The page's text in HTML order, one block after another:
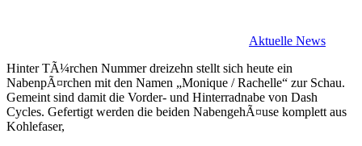
Aktuelle News
Hinter TÃ¼rchen Nummer dreizehn stellt sich heute ein
NabenpÃ¤rchen mit den Namen „Monique / Rachelle“ zur Schau.
Gemeint sind damit die Vorder- und Hinterradnabe von Dash
Cycles. Gefertigt werden die beiden NabengehÃ¤use komplett aus
Kohlefaser,